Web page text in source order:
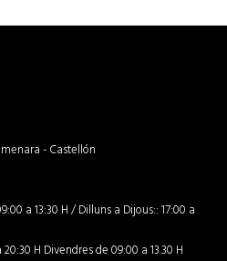
- Castellón
a 13:30 H / Dilluns a Dijous:: 17:00 a
H Divendres de 09:00 a 13.30 H